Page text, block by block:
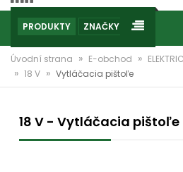
PRODUKTY ZNAČKY
Úvodní strana » E-obchod »
» 18 V » Vytláčacia pištoľe
18 V - Vytláčacia pištoľe